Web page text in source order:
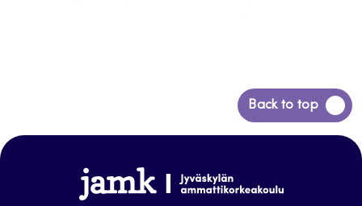
Back to top
Siirry
takaisin
www.jamk.fi